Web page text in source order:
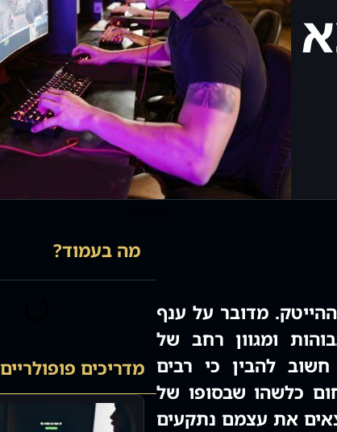
מדובר על ענף
ומגוון רחב של
להבין כי רבים
כלשהו שבסופו של
את עצמם נתקעים
מה בעמוד?
מדריכים פופולריים